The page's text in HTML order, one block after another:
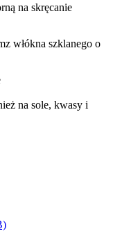
na skręcanie
włókna szklanego o
na sole, kwasy i